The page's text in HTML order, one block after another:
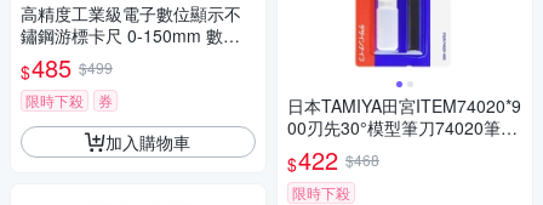
高精度工業級電子數位顯示不
鏽鋼游標卡尺 0-150mm 數位
數顯游標尺 測量尺 遊標 內外徑
測量器
$485 $499
限時下殺
券
加入購物車
日本TAMIYA田宮ITEM74020*9
00刃先30°模型筆刀74020筆刀
含30枚刀片
$422 $468
限時下殺